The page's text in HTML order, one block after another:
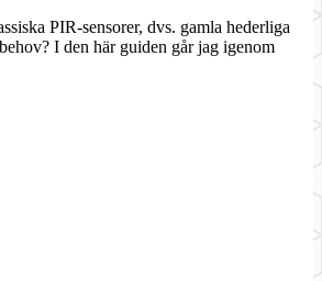
PIR-sensorer, dvs. gamla hederliga
I den här guiden går jag igenom